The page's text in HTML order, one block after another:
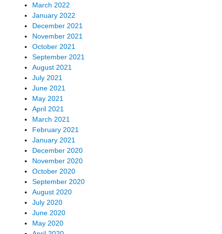
March 2022
January 2022
December 2021
November 2021
October 2021
September 2021
August 2021
July 2021
June 2021
May 2021
April 2021
March 2021
February 2021
January 2021
December 2020
November 2020
October 2020
September 2020
August 2020
July 2020
June 2020
May 2020